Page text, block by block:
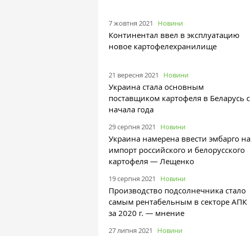
7 жовтня 2021 Новини
Континентал ввел в эксплуатацию
новое картофелехранилище
21 вересня 2021 Новини
Украина стала основным
поставщиком картофеля в Беларусь с
начала года
29 серпня 2021 Новини
Украина намерена ввести эмбарго на
импорт российского и белорусского
картофеля — Лещенко
19 серпня 2021 Новини
Производство подсолнечника стало
самым рентабельным в секторе АПК
за 2020 г. — мнение
27 липня 2021 Новини